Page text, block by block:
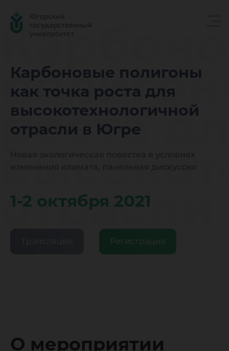
Карбоновые полигоны
как точка роста для
высокотехнологичной
отрасли в Югре
1-2 октября 2021
Регистрация
роста
О мероприятии